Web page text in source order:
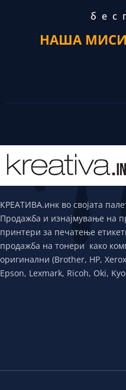
НАША
КРЕАТИВА.инк во својата
Продажба и изнајмување на
принтери за печатење
продажба на тонери како
оригинални (Brother, HP,
Epson, Lexmark, Ricoh, Oki,